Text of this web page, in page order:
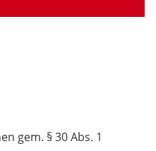
gem. § 30 Abs. 1